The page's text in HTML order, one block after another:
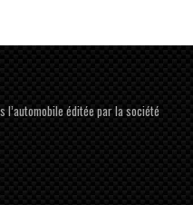
l’automobile éditée par la société